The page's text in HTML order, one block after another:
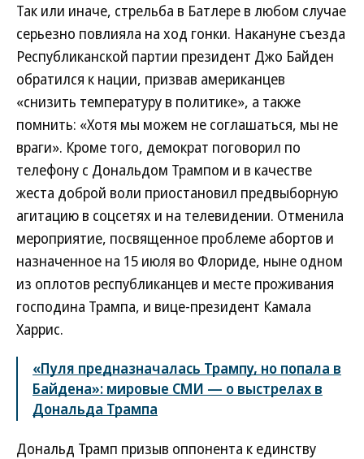
Так или иначе, стрельба в Батлере в любом случае
серьезно повлияла на ход гонки. Накануне съезда
Республиканской партии президент Джо Байден
обратился к нации, призвав американцев
«снизить температуру в политике», а также
помнить: «Хотя мы можем не соглашаться, мы не
враги». Кроме того, демократ поговорил по
телефону с Дональдом Трампом и в качестве
жеста доброй воли приостановил предвыборную
агитацию в соцсетях и на телевидении. Отменила
мероприятие, посвященное проблеме абортов и
назначенное на 15 июля во Флориде, ныне одном
из оплотов республиканцев и месте проживания
господина Трампа, и вице-президент Камала
Харрис.
«Пуля предназначалась Трампу, но попала в
Байдена»: мировые СМИ — о выстрелах в
Дональда Трампа
Дональд Трамп призыв оппонента к единству